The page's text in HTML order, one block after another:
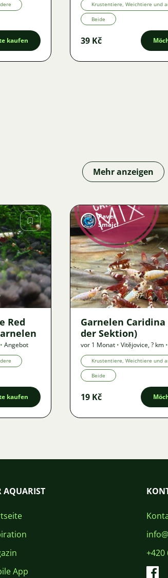
kaufen
Krustentiere, Weichtiere und
Beide
39 Kč
Mehr anzeigen
Red
• Angebot
kaufen
Bild
Pavel
Šmajcl
997
Garnelen Caridina
der Sektion)
vor 1 Monat • Vitějovice,? km •
Krustentiere, Weichtiere und
Beide
19 Kč
AQUARIST
App
+420